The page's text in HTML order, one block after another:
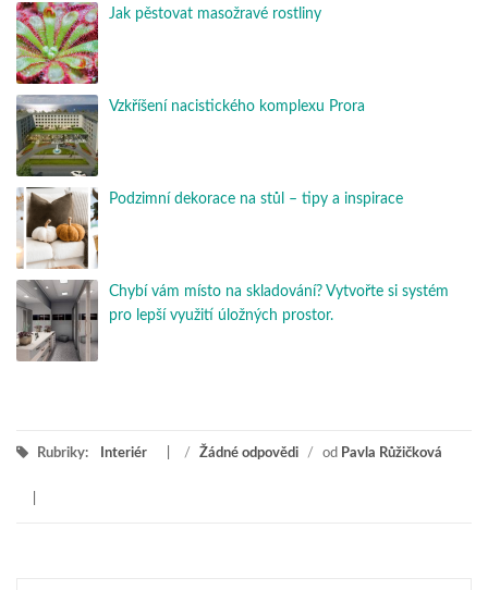
Jak pěstovat masožravé rostliny
Vzkříšení nacistického komplexu Prora
Podzimní dekorace na stůl – tipy a inspirace
Chybí vám místo na skladování? Vytvořte si systém
pro lepší využití úložných prostor.
Rubriky: Interiér / Žádné odpovědi / od Pavla Růžičková